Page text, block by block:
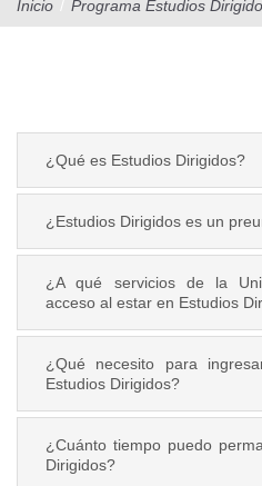
Inicio / Programa Estudios
¿Qué es Estudios Dirigidos?
¿Estudios Dirigidos es un
¿A qué servicios de la
acceso al estar en Estudios
¿Qué necesito para
Estudios Dirigidos?
¿Cuánto tiempo puedo
Dirigidos?